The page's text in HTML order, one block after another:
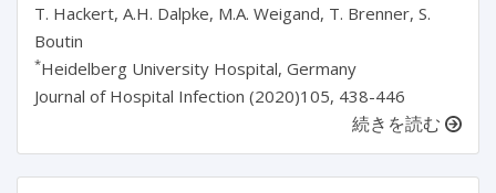
T. Hackert, A.H. Dalpke, M.A. Weigand, T. Brenner, S.
Boutin
*Heidelberg University Hospital, Germany
Journal of Hospital Infection (2020)105, 438-446
続きを読む